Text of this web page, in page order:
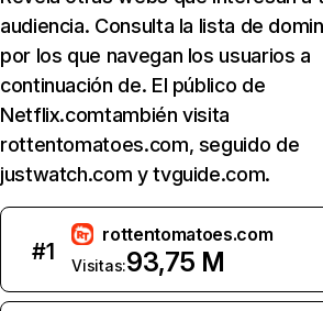
audiencia. Consulta la lista de
por los que navegan los usuarios a
continuación de. El público de
Netflix.comtambién visita
rottentomatoes.com, seguido de
justwatch.com y tvguide.com.
#1
rottentomatoes.com
Visitas:93,75 M